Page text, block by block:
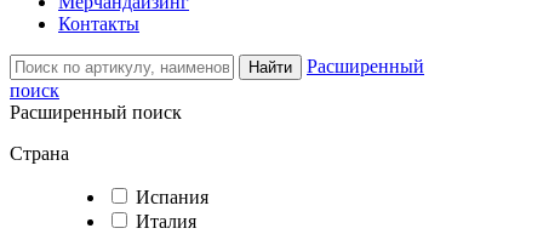
Контакты
Найти
Расширенный
поиск
Расширенный поиск
Страна
Испания
Италия